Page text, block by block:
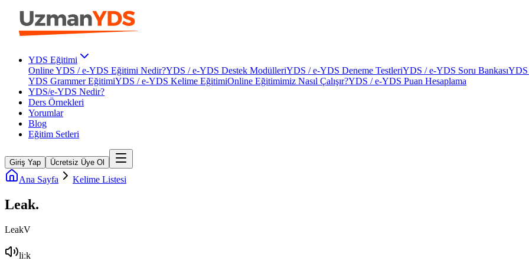
YDS Eğitimi
Online YDS / e-YDS Eğitimi Nedir?YDS / e-YDS Destek ModülleriYDS / e-YDS Deneme TestleriYDS / e-YDS Soru BankasıYDS
YDS Grammer EğitimiYDS / e-YDS Kelime EğitimiOnline Eğitimimiz Nasıl Çalışır?YDS / e-YDS Puan Hesaplama
YDS/e-YDS Nedir?
Ders Örnekleri
Yorumlar
Blog
Eğitim Setleri
Giriş Yap Ücretsiz Üye Ol
Ana Sayfa Kelime Listesi
Leak.
LeakV
liːk